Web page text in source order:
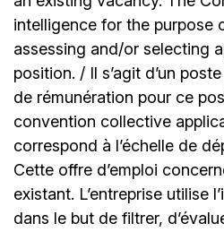
intelligence for the purpose
assessing and/or selecting
position. / Il s’agit d’un
de rémunération pour ce
convention collective
correspond à l’échelle de
Cette offre d’emploi
existant. L’entreprise utilise
dans le but de filtrer,